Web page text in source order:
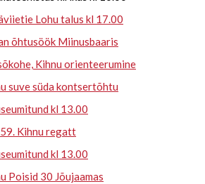
Lohu talus kl 17.00
õhtusöök Miinusbaaris
Kihnu orienteerumine
suve süda kontsertõhtu
kl 13.00
59. Kihnu regatt
kl 13.00
Poisid 30 Jõujaamas